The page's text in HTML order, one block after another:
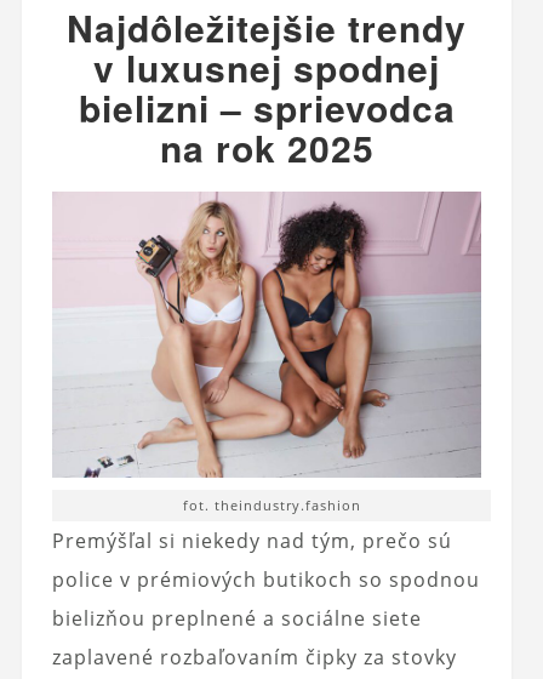
Najdôležitejšie trendy
v luxusnej spodnej
bielizni – sprievodca
na rok 2025
fot. theindustry.fashion
Premýšľal si niekedy nad tým, prečo sú
police v prémiových butikoch so spodnou
bielizňou preplnené a sociálne siete
zaplavené rozbaľovaním čipky za stovky